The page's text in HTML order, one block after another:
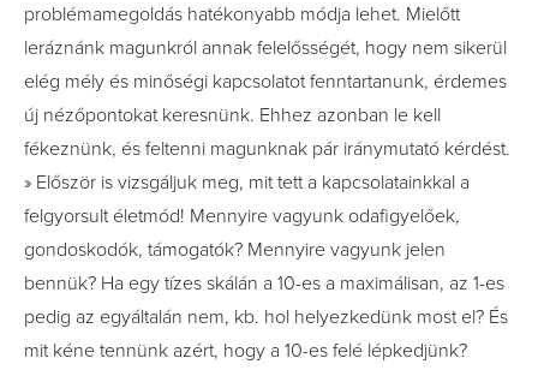
problémamegoldás hatékonyabb módja lehet. Mielőtt
leráznánk magunkról annak felelősségét, hogy nem sikerül
elég mély és minőségi kapcsolatot fenntartanunk, érdemes
új nézőpontokat keresnünk. Ehhez azonban le kell
fékeznünk, és feltenni magunknak pár iránymutató kérdést.
» Először is vizsgáljuk meg, mit tett a kapcsolatainkkal a
felgyorsult életmód! Mennyire vagyunk odafigyelőek,
gondoskodók, támogatók? Mennyire vagyunk jelen
bennük? Ha egy tízes skálán a 10-es a maximálisan, az 1-es
pedig az egyáltalán nem, kb. hol helyezkedünk most el? És
mit kéne tennünk azért, hogy a 10-es felé lépkedjünk?